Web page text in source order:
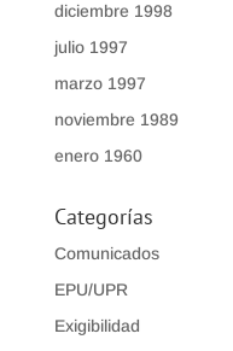
diciembre 1998
julio 1997
marzo 1997
noviembre 1989
enero 1960
Categorías
Comunicados
EPU/UPR
Exigibilidad